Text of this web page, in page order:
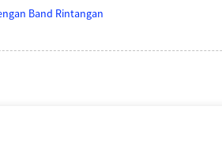
Band Rintangan